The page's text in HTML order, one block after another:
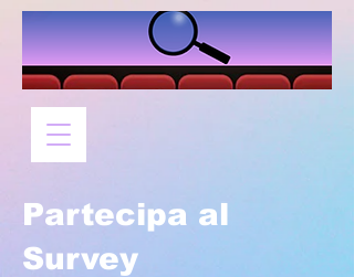
Partecipa al
Survey